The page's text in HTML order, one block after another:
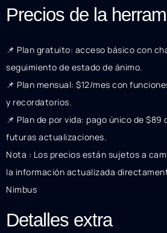
Precios de la
📌 Plan gratuito: acceso básico con
seguimiento de estado de ánimo.
📌 Plan mensual: $12/mes con
y recordatorios.
📌 Plan de por vida: pago único de
futuras actualizaciones.
Nota : Los precios están sujetos a
la información actualizada
Nimbus
Detalles extra